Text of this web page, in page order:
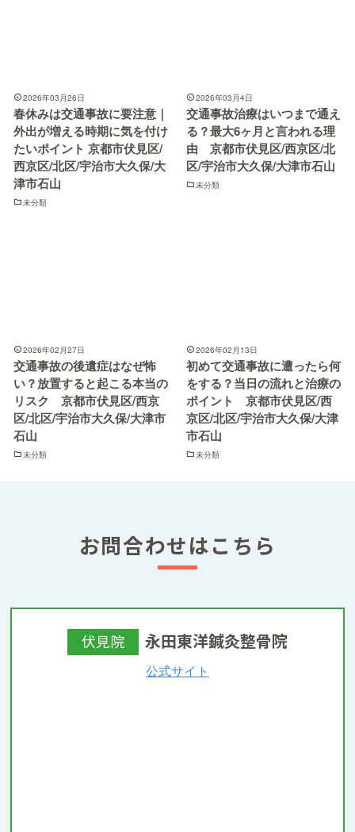
2026年03月26日
春休みは交通事故に要注意｜
外出が増える時期に気を付け
たいポイント 京都市伏見区/
西京区/北区/宇治市大久保/大
津市石山
未分類
2026年03月4日
交通事故治療はいつまで通え
る？最大6ヶ月と言われる理
由 京都市伏見区/西京区/北
区/宇治市大久保/大津市石山
未分類
2026年02月27日
交通事故の後遺症はなぜ怖
い？放置すると起こる本当の
リスク 京都市伏見区/西京
区/北区/宇治市大久保/大津市
石山
未分類
2026年02月13日
初めて交通事故に遭ったら何
をする？当日の流れと治療の
ポイント 京都市伏見区/西
京区/北区/宇治市大久保/大津
市石山
未分類
お問合わせはこちら
伏見院 永田東洋鍼灸整骨院
公式サイト